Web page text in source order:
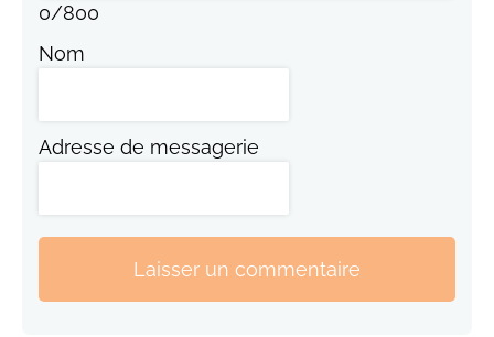
0/800
Nom
Adresse de messagerie
Laisser un commentaire